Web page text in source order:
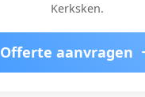
Kerksken.
Offerte aanvragen